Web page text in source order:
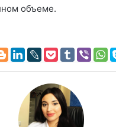
объеме.